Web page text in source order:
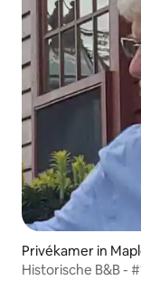
Privékamer in
Historische B&B -